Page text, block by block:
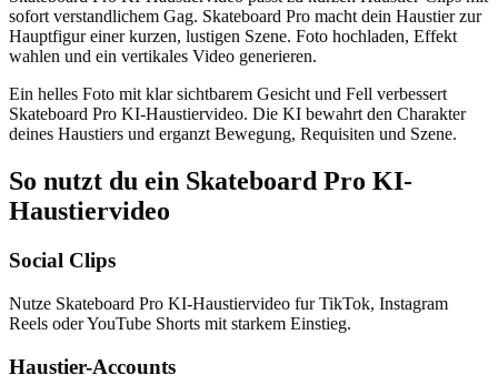
sofort verstandlichem Gag. Skateboard Pro macht dein Haustier zur
Hauptfigur einer kurzen, lustigen Szene. Foto hochladen, Effekt
wahlen und ein vertikales Video generieren.
Ein helles Foto mit klar sichtbarem Gesicht und Fell verbessert
Skateboard Pro KI-Haustiervideo. Die KI bewahrt den Charakter
deines Haustiers und erganzt Bewegung, Requisiten und Szene.
So nutzt du ein Skateboard Pro KI-
Haustiervideo
Social Clips
Nutze Skateboard Pro KI-Haustiervideo fur TikTok, Instagram
Reels oder YouTube Shorts mit starkem Einstieg.
Haustier-Accounts